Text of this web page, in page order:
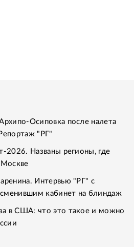
Осиповка после налета
"РГ"
2026. Названы регионы, где
Интервью "РГ" с
кабинет на блиндаж
в США: что это такое и можно